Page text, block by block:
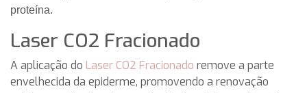
proteína.
Laser CO2 Fracionado
A aplicação do Laser CO2 Fracionado remove a parte
envelhecida da epiderme, promovendo a renovação